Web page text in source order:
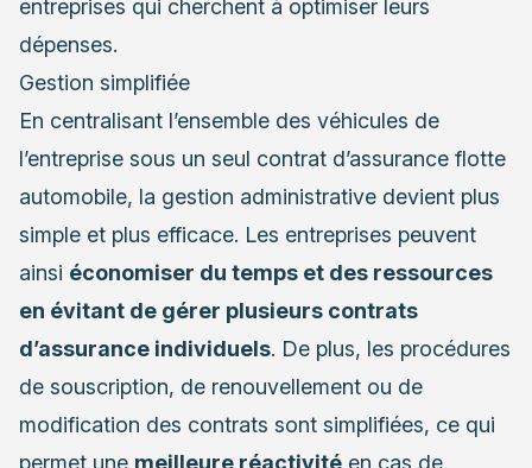
entreprises qui cherchent à optimiser leurs
dépenses.
Gestion simplifiée
En centralisant l’ensemble des véhicules de
l’entreprise sous un seul contrat d’assurance flotte
automobile, la gestion administrative devient plus
simple et plus efficace. Les entreprises peuvent
ainsi économiser du temps et des ressources
en évitant de gérer plusieurs contrats
d’assurance individuels. De plus, les procédures
de souscription, de renouvellement ou de
modification des contrats sont simplifiées, ce qui
permet une meilleure réactivité en cas de